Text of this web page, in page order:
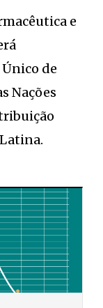
e
de
Nações